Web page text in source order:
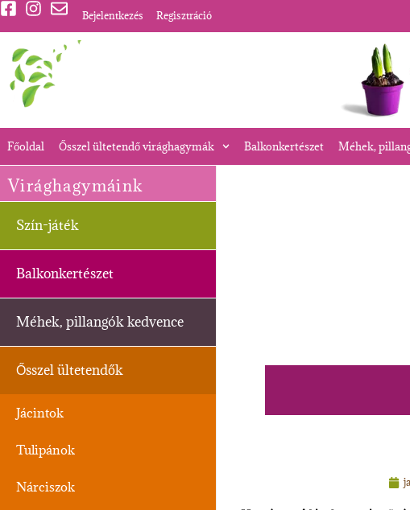
Bejelentkezés Regisztráció
Főoldal Ősszel ültetendő virághagymák Balkonkertészet Méhek,
Virághagymáink
Szín-játék
Balkonkertészet
Méhek, pillangók kedvence
Ősszel ültetendők
Jácintok
Tulipánok
Nárciszok